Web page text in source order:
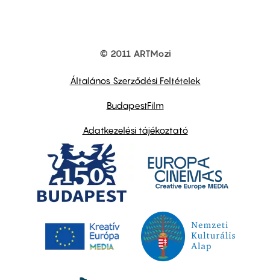
© 2011 ARTMozi
Általános Szerződési Feltételek
BudapestFilm
Adatkezelési tájékoztató